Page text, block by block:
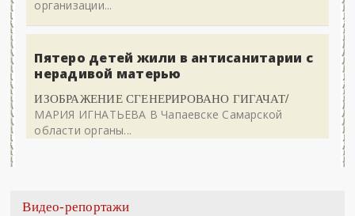
организации...
Пятеро детей жили в антисанитарии с
нерадивой матерью
ИЗОБРАЖЕНИЕ СГЕНЕРИРОВАНО ГИГАЧАТ/
МАРИЯ ИГНАТЬЕВА В Чапаевске Самарской
области органы...
Видео-репортажи